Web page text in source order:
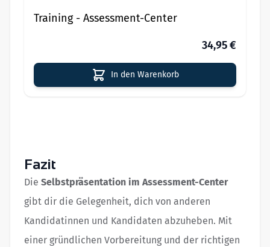
Training - Assessment-Center
34,95 €
In den Warenkorb
Fazit
Die Selbstpräsentation im Assessment-Center
gibt dir die Gelegenheit, dich von anderen
Kandidatinnen und Kandidaten abzuheben. Mit
einer gründlichen Vorbereitung und der richtigen